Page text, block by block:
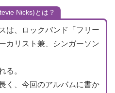
Nicks)とは？
は、ロックバンド「フリー
カリスト兼、シンガーソン
る。
く、今回のアルバムに書か